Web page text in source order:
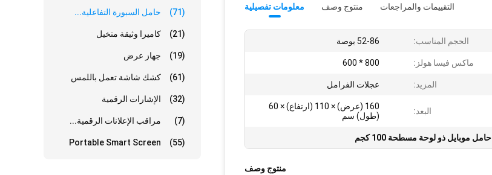
حامل السبورة التفاعلية... (71)
كاميرا وثيقة متخيل (21)
جهاز عرض (19)
كشك شاشة تعمل باللمس (61)
الإشارات الرقمية (32)
مراقب الإعلانات الرقمية... (7)
Portable Smart Screen (55)
معلومات تفصيلية منتوج وصف التقييمات والمراجعات
الحجم المناسب: 52-86 بوصة
ماكس فيسا هولز: 800 * 600
المزيد: عجلات الفرامل
البعد:
160 (عرض) × 110 (ارتفاع) × 60
(طول) سم
حامل موبايل ذو لوحة مسطحة 100 كجم
منتوج وصف